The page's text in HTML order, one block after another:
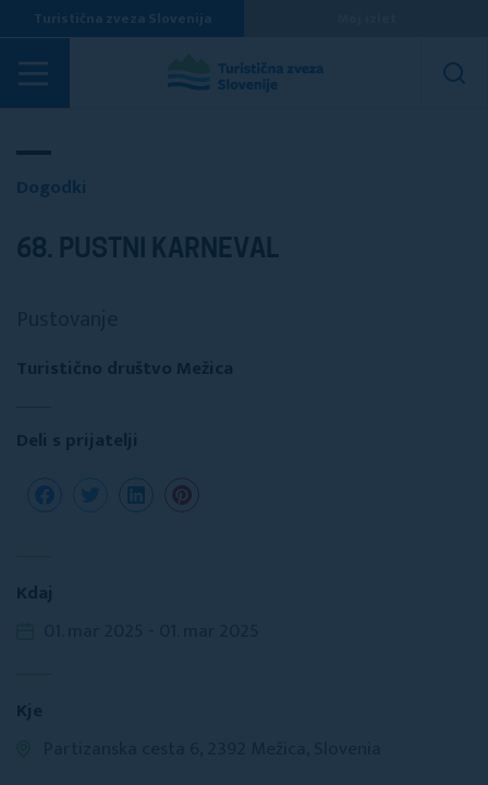
Turistična zveza Slovenija
Dogodki
Dogodki
68. PUSTNI KARNEVAL
Turistično društvo Mežica
Deli s prijatelji
Kdaj
Kje